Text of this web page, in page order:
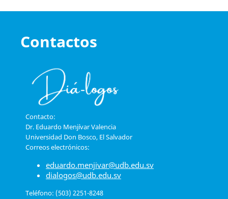
Contactos
Contacto:
Dr. Eduardo Menjívar Valencia
Universidad Don Bosco, El Salvador
Correos electrónicos:
eduardo.menjivar@udb.edu.sv
dialogos@udb.edu.sv
Teléfono: (503) 2251-8248